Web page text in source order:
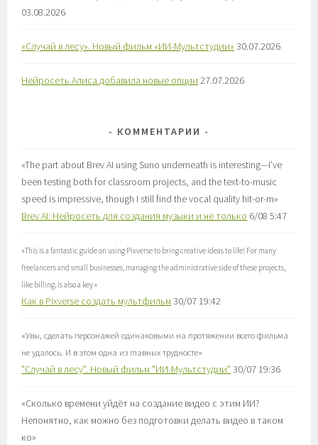
03.08.2026
«Случай в лесу». Новый фильм «ИИ-Мультстудии» 30.07.2026
Нейросеть Алиса добавила новые опции 27.07.2026
КОММЕНТАРИИ
«The part about Brev AI using Suno underneath is interesting—I’ve
been testing both for classroom projects, and the text-to-music
speed is impressive, though I still find the vocal quality hit-or-m»
Brev AI: Нейросеть для создания музыки и не только 6/08 5:47
«This is a fantastic guide on using Pixverse to bring creative ideas to life! For many
freelancers and small businesses, managing the administrative side of these projects,
like billing, is also a key»
Как в Pixverse создать мультфильм 30/07 19:42
«Увы, сделать персонажей одинаковыми на протяжении всего фильма
не удалось. И в этом одна из главных трудносте»
"Случай в лесу". Новый фильм "ИИ-Мультстудии" 30/07 19:36
«Сколько времени уйдёт на создание видео с этим ИИ?
Непонятно, как можно без подготовки делать видео в таком
ко»